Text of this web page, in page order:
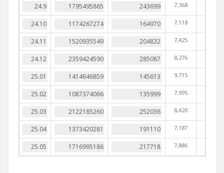
7,368
7,118
7,425
8,276
9,715
7,995
8,420
7,187
7,886